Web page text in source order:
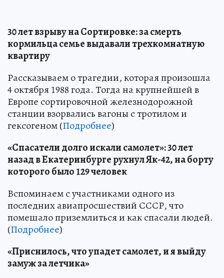
30 лет взрыву на Сортировке: за смерть
кормильца семье выдавали трехкомнатную
квартиру
Рассказываем о трагедии, которая произошла
4 октября 1988 года. Тогда на крупнейшей в
Европе сортировочной железнодорожной
станции взорвались вагоны с тротилом и
гексогеном (Подробнее)
«Спасатели долго искали самолет»: 30 лет
назад в Екатеринбурге рухнул Як-42, на борту
которого было 129 человек
Вспоминаем с участниками одного из
последних авиапросшествий СССР, что
помешало приземлиться и как спасали людей.
(Подробнее)
«Приснилось, что упадет самолет, и я выйду
замуж за летчика»